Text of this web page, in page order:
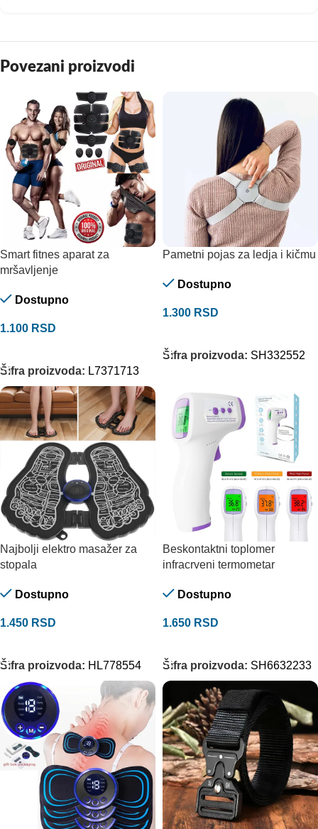
Povezani proizvodi
Smart fitnes aparat za
mršavljenje
Dostupno
1.100 RSD
Šifra proizvoda: L7371713
Pametni pojas za ledja i kičmu
Dostupno
1.300 RSD
Šifra proizvoda: SH332552
Najbolji elektro masažer za
stopala
Dostupno
1.450 RSD
Šifra proizvoda: HL778554
Beskontaktni toplomer
infracrveni termometar
Dostupno
1.650 RSD
Šifra proizvoda: SH6632233